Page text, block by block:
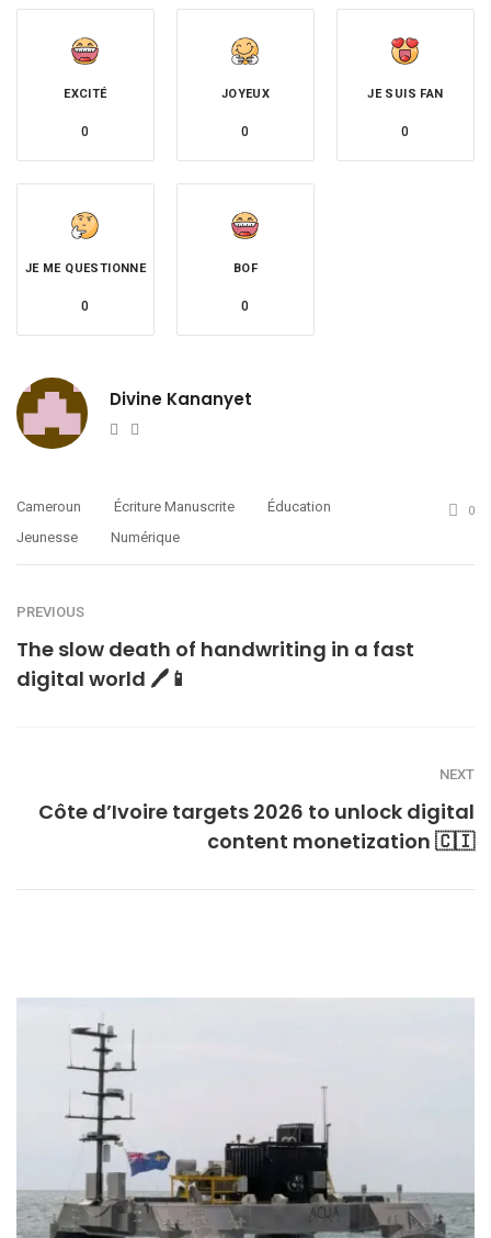
EXCITÉ
0
JOYEUX
0
JE SUIS FAN
0
JE ME QUESTIONNE
0
BOF
0
Divine Kananyet
Website
Cameroun Écriture Manuscrite
Éducation
Jeunesse
Numérique
0
PREVIOUS
The slow death of handwriting in a fast
digital world 🖊️📱
NEXT
Côte d’Ivoire targets 2026 to unlock digital
content monetization 🇨🇮